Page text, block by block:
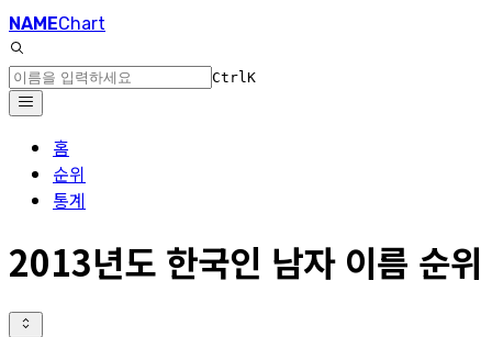
NAMEChart
CtrlK
홈
순위
통계
2013년도 한국인 남자 이름 순위